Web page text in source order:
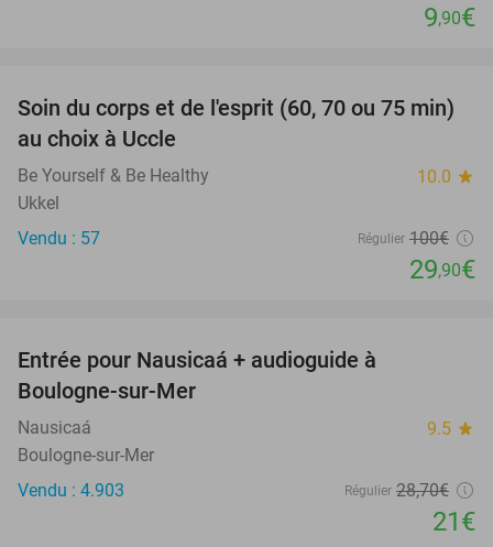
9,90€
70%
Soin du corps et de l'esprit (60, 70 ou 75 min)
au choix à Uccle
Be Yourself & Be Healthy 10.0 star
Ukkel
Vendu : 57
Régulier 100€
29,90€
Entrée pour Nausicaá + audioguide à
Boulogne-sur-Mer
Nausicaá 9.5 star
Boulogne-sur-Mer
Vendu : 4.903
Régulier 28,70€
21€